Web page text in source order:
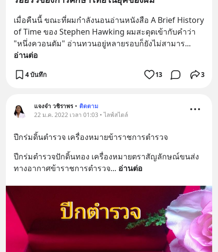
เมื่อคืนนี้ ขณะที่ผมกำลังนอนอ่านหนังสือ A Brief History
of Time ของ Stephen Hawking ผมสะดุดเข้ากับคำว่า
"หนึ่งควอนตัม" อ่านทวนอยู่หลายรอบก็ยังไม่สามาร
อ่านต่อ
4 บันทึก 13 3
แจงจ๋า วชิราพร • ติดตาม
22 ม.ค. 2022 เวลา 01:03 • ไลฟ์สไตล์
ปีกร่มดิ้นตำรวจ เครื่องหมายข้าราชการตำรวจ
ปีกร่มตำรวจปักดิ้นทอง เครื่องหมายตราสัญลักษณ์ขนส่ง
ทางอากาศข้าราชการตำรวจ... อ่านต่อ